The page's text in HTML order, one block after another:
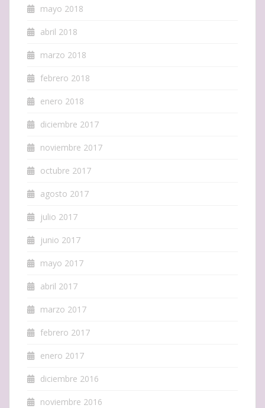
mayo 2018
abril 2018
marzo 2018
febrero 2018
enero 2018
diciembre 2017
noviembre 2017
octubre 2017
agosto 2017
julio 2017
junio 2017
mayo 2017
abril 2017
marzo 2017
febrero 2017
enero 2017
diciembre 2016
noviembre 2016